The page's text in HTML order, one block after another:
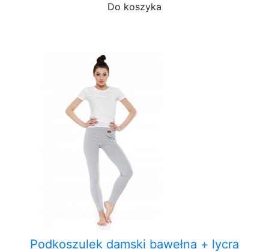
Do koszyka
Podkoszulek damski bawełna + lycra